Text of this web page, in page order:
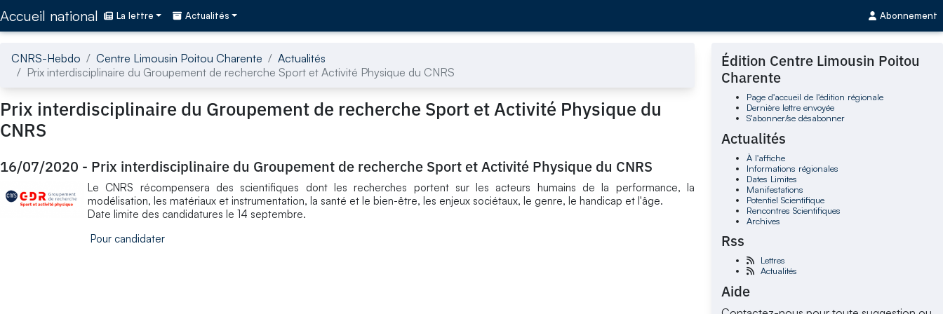
Accueil national La lettre Actualités Abonnement
CNRS-Hebdo Centre Limousin Poitou Charente
Actualités
Prix interdisciplinaire du Groupement de recherche Sport et Activité Physique du CNRS
Prix interdisciplinaire du Groupement de recherche Sport et Activité Physique du
CNRS
16/07/2020 - Prix interdisciplinaire du Groupement de recherche Sport et Activité Physique du CNRS
Le CNRS récompensera des scientifiques dont les recherches portent sur les acteurs humains de la performance, la
modélisation, les matériaux et instrumentation, la santé et le bien-être, les enjeux sociétaux, le genre, le handicap et l'âge.
Date limite des candidatures le 14 septembre.
Pour candidater
Édition Centre Limousin Poitou
Charente
Page d'accueil de l'édition régionale
Dernière lettre envoyée
S'abonner/se désabonner
Actualités
À l'affiche
Informations régionales
Dates Limites
Manifestations
Potentiel Scientifique
Rencontres Scientifiques
Archives
Rss
Lettres
Actualités
Aide